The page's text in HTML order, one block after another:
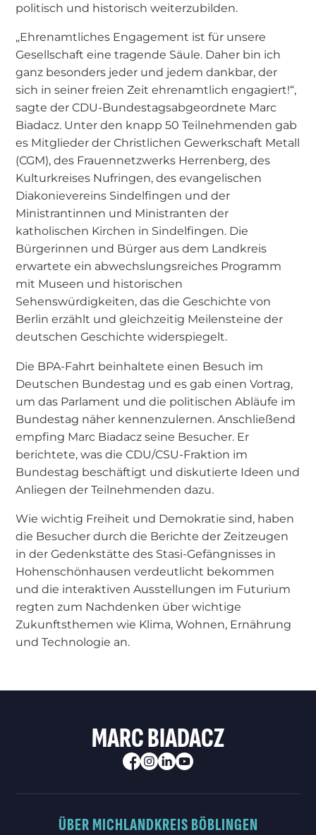
politisch und historisch weiterzubilden.
„Ehrenamtliches Engagement ist für unsere
Gesellschaft eine tragende Säule. Daher bin ich
ganz besonders jeder und jedem dankbar, der
sich in seiner freien Zeit ehrenamtlich engagiert!“,
sagte der CDU-Bundestagsabgeordnete Marc
Biadacz. Unter den knapp 50 Teilnehmenden gab
es Mitglieder der Christlichen Gewerkschaft Metall
(CGM), des Frauennetzwerks Herrenberg, des
Kulturkreises Nufringen, des evangelischen
Diakonievereins Sindelfingen und der
Ministrantinnen und Ministranten der
katholischen Kirchen in Sindelfingen. Die
Bürgerinnen und Bürger aus dem Landkreis
erwartete ein abwechslungsreiches Programm
mit Museen und historischen
Sehenswürdigkeiten, das die Geschichte von
Berlin erzählt und gleichzeitig Meilensteine der
deutschen Geschichte widerspiegelt.
Die BPA-Fahrt beinhaltete einen Besuch im
Deutschen Bundestag und es gab einen Vortrag,
um das Parlament und die politischen Abläufe im
Bundestag näher kennenzulernen. Anschließend
empfing Marc Biadacz seine Besucher. Er
berichtete, was die CDU/CSU-Fraktion im
Bundestag beschäftigt und diskutierte Ideen und
Anliegen der Teilnehmenden dazu.
Wie wichtig Freiheit und Demokratie sind, haben
die Besucher durch die Berichte der Zeitzeugen
in der Gedenkstätte des Stasi-Gefängnisses in
Hohenschönhausen verdeutlicht bekommen
und die interaktiven Ausstellungen im Futurium
regten zum Nachdenken über wichtige
Zukunftsthemen wie Klima, Wohnen, Ernährung
und Technologie an.
MARC BIADACZ
ÜBER MICHLANDKREIS BÖBLINGEN